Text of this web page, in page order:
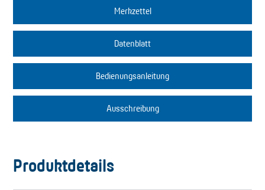
Merkzettel
Datenblatt
Bedienungsanleitung
Ausschreibung
Produktdetails